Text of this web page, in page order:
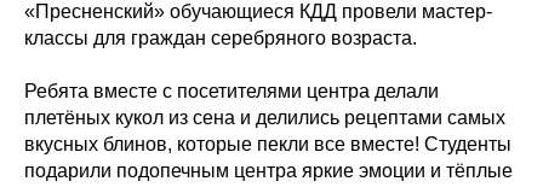
«Пресненский» обучающиеся КДД провели мастер-
классы для граждан серебряного возраста.
Ребята вместе с посетителями центра делали
плетёных кукол из сена и делились рецептами самых
вкусных блинов, которые пекли все вместе! Студенты
подарили подопечным центра яркие эмоции и тёплые